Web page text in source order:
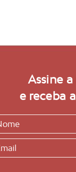
Assine
e receba